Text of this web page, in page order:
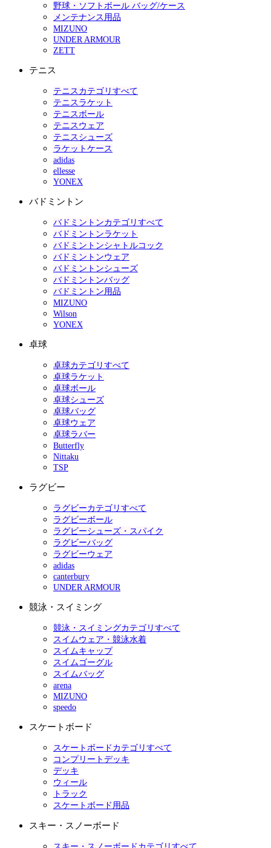
野球・ソフトボール バッグ/ケース
メンテナンス用品
MIZUNO
UNDER ARMOUR
ZETT
テニス
テニスカテゴリすべて
テニスラケット
テニスボール
テニスウェア
テニスシューズ
ラケットケース
adidas
ellesse
YONEX
バドミントン
バドミントンカテゴリすべて
バドミントンラケット
バドミントンシャトルコック
バドミントンウェア
バドミントンシューズ
バドミントンバッグ
バドミントン用品
MIZUNO
Wilson
YONEX
卓球
卓球カテゴリすべて
卓球ラケット
卓球ボール
卓球シューズ
卓球バッグ
卓球ウェア
卓球ラバー
Butterfly
Nittaku
TSP
ラグビー
ラグビーカテゴリすべて
ラグビーボール
ラグビーシューズ・スパイク
ラグビーバッグ
ラグビーウェア
adidas
canterbury
UNDER ARMOUR
競泳・スイミング
競泳・スイミングカテゴリすべて
スイムウェア・競泳水着
スイムキャップ
スイムゴーグル
スイムバッグ
arena
MIZUNO
speedo
スケートボード
スケートボードカテゴリすべて
コンプリートデッキ
デッキ
ウィール
トラック
スケートボード用品
スキー・スノーボード